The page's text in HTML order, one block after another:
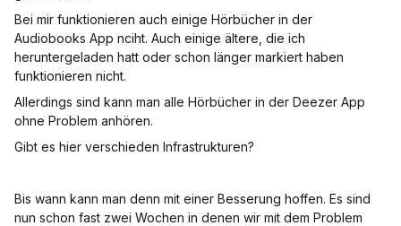
Bei mir funktionieren auch einige Hörbücher in der
Audiobooks App nciht. Auch einige ältere, die ich
heruntergeladen hatt oder schon länger markiert haben
funktionieren nicht.
Allerdings sind kann man alle Hörbücher in der Deezer App
ohne Problem anhören.
Gibt es hier verschieden Infrastrukturen?
Bis wann kann man denn mit einer Besserung hoffen. Es sind
nun schon fast zwei Wochen in denen wir mit dem Problem